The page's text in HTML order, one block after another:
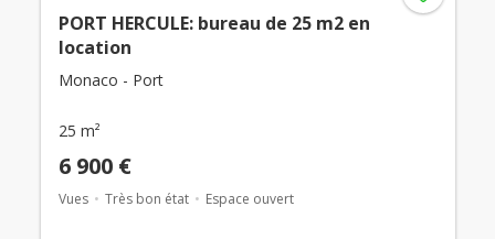
PORT HERCULE: bureau de 25 m2 en
location
Monaco - Port
25 m²
6 900 €
Vues Très bon état Espace ouvert